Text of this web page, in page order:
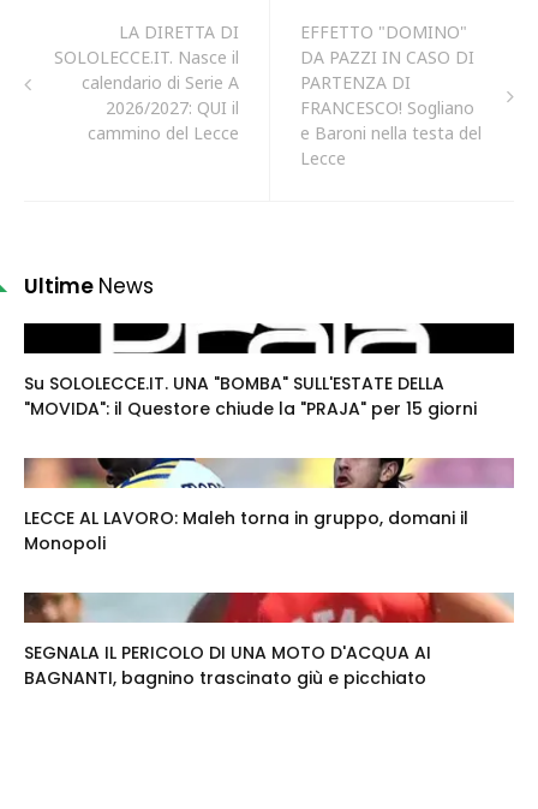
LA DIRETTA DI
SOLOLECCE.IT. Nasce il
calendario di Serie A
2026/2027: QUI il
cammino del Lecce
EFFETTO "DOMINO"
DA PAZZI IN CASO DI
PARTENZA DI
FRANCESCO! Sogliano
e Baroni nella testa del
Lecce
Ultime News
Su SOLOLECCE.IT. UNA "BOMBA" SULL'ESTATE DELLA
"MOVIDA": il Questore chiude la "PRAJA" per 15 giorni
LECCE AL LAVORO: Maleh torna in gruppo, domani il
Monopoli
SEGNALA IL PERICOLO DI UNA MOTO D'ACQUA AI
BAGNANTI, bagnino trascinato giù e picchiato